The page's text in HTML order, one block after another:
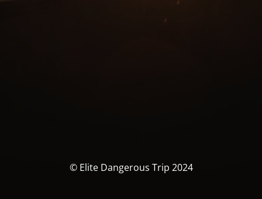
© Elite Dangerous Trip 2024